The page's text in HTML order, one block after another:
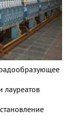
лауреатов